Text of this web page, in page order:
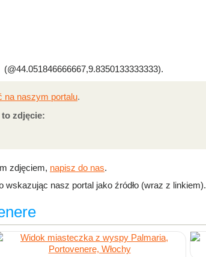
(@44.051846666667,9.8350133333333).
na naszym portalu.
zdjęcie:
zdjęciem, napisz do nas.
nasz portal jako źródło (wraz z linkiem).